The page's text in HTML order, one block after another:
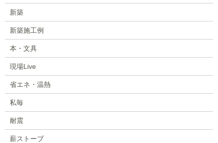
新築
新築施工例
本・文具
現場Live
省エネ・温熱
私毎
耐震
薪ストーブ